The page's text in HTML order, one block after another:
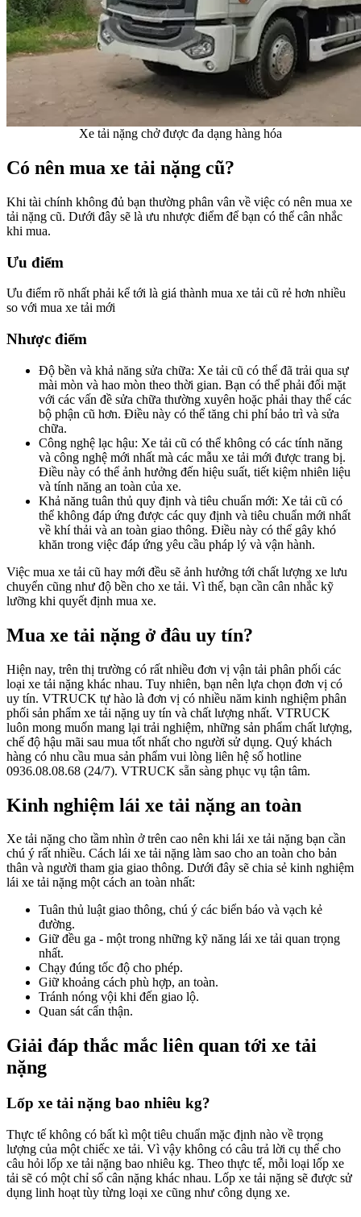
Xe tải nặng chở được đa dạng hàng hóa
Có nên mua xe tải nặng cũ?
Khi tài chính không đủ bạn thường phân vân về việc có nên mua xe
tải nặng cũ. Dưới đây sẽ là ưu nhược điểm để bạn có thể cân nhắc
khi mua.
Ưu điểm
Ưu điểm rõ nhất phải kể tới là giá thành mua xe tải cũ rẻ hơn nhiều
so với mua xe tải mới
Nhược điểm
Độ bền và khả năng sửa chữa: Xe tải cũ có thể đã trải qua sự
mài mòn và hao mòn theo thời gian. Bạn có thể phải đối mặt
với các vấn đề sửa chữa thường xuyên hoặc phải thay thế các
bộ phận cũ hơn. Điều này có thể tăng chi phí bảo trì và sửa
chữa.
Công nghệ lạc hậu: Xe tải cũ có thể không có các tính năng
và công nghệ mới nhất mà các mẫu xe tải mới được trang bị.
Điều này có thể ảnh hưởng đến hiệu suất, tiết kiệm nhiên liệu
và tính năng an toàn của xe.
Khả năng tuân thủ quy định và tiêu chuẩn mới: Xe tải cũ có
thể không đáp ứng được các quy định và tiêu chuẩn mới nhất
về khí thải và an toàn giao thông. Điều này có thể gây khó
khăn trong việc đáp ứng yêu cầu pháp lý và vận hành.
Việc mua xe tải cũ hay mới đều sẽ ảnh hưởng tới chất lượng xe lưu
chuyển cũng như độ bền cho xe tải. Vì thế, bạn cần cân nhắc kỹ
lưỡng khi quyết định mua xe.
Mua xe tải nặng ở đâu uy tín?
Hiện nay, trên thị trường có rất nhiều đơn vị vận tải phân phối các
loại xe tải nặng khác nhau. Tuy nhiên, bạn nên lựa chọn đơn vị có
uy tín. VTRUCK tự hào là đơn vị có nhiều năm kinh nghiệm phân
phối sản phẩm xe tải nặng uy tín và chất lượng nhất. VTRUCK
luôn mong muốn mang lại trải nghiệm, những sản phẩm chất lượng,
chế độ hậu mãi sau mua tốt nhất cho người sử dụng. Quý khách
hàng có nhu cầu mua sản phẩm vui lòng liên hệ số hotline
0936.08.08.68 (24/7). VTRUCK sẵn sàng phục vụ tận tâm.
Kinh nghiệm lái xe tải nặng an toàn
Xe tải nặng cho tầm nhìn ở trên cao nên khi lái xe tải nặng bạn cần
chú ý rất nhiều. Cách lái xe tải nặng làm sao cho an toàn cho bản
thân và người tham gia giao thông. Dưới đây sẽ chia sẻ kinh nghiệm
lái xe tải nặng một cách an toàn nhất:
Tuân thủ luật giao thông, chú ý các biển báo và vạch kẻ
đường.
Giữ đều ga - một trong những kỹ năng lái xe tải quan trọng
nhất.
Chạy đúng tốc độ cho phép.
Giữ khoảng cách phù hợp, an toàn.
Tránh nóng vội khi đến giao lộ.
Quan sát cẩn thận.
Giải đáp thắc mắc liên quan tới xe tải
nặng
Lốp xe tải nặng bao nhiêu kg?
Thực tế không có bất kì một tiêu chuẩn mặc định nào về trọng
lượng của một chiếc xe tải. Vì vậy không có câu trả lời cụ thể cho
câu hỏi lốp xe tải nặng bao nhiêu kg. Theo thực tế, mỗi loại lốp xe
tải sẽ có một chỉ số cân nặng khác nhau. Lốp xe tải nặng sẽ được sử
dụng linh hoạt tùy từng loại xe cũng như công dụng xe.